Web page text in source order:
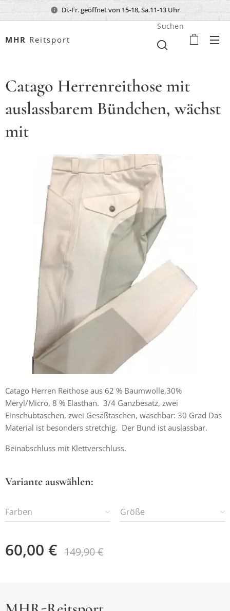
Di.-Fr. geöffnet von 15-18, Sa.11-13 Uhr
MHR Reitsport
Suchen
Catago Herrenreithose mit
auslassbarem Bündchen, wächst
mit
Catago Herren Reithose aus 62 % Baumwolle,30%
Meryl/Micro, 8 % Elasthan. 3/4 Ganzbesatz, zwei
Einschubtaschen, zwei Gesäßtaschen, waschbar: 30 Grad Das
Material ist besonders stretchig. Der Bund ist auslassbar.
Beinabschluss mit Klettverschluss.
Variante auswählen:
Farben Größe
60,00 € 149,90€